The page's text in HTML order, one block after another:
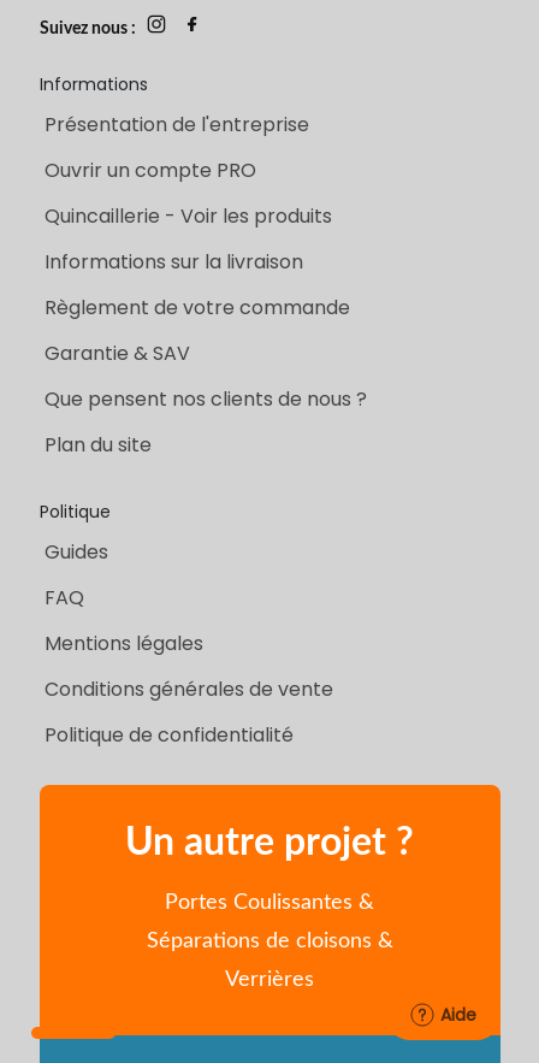
Aide
Suivez nous :
Informations
Présentation de l'entreprise
Ouvrir un compte PRO
Quincaillerie - Voir les produits
Informations sur la livraison
Règlement de votre commande
Garantie & SAV
Que pensent nos clients de nous ?
Plan du site
Politique
Guides
FAQ
Mentions légales
Conditions générales de vente
Politique de confidentialité
Un autre projet ?
Portes Coulissantes &
Séparations de cloisons &
Verrières